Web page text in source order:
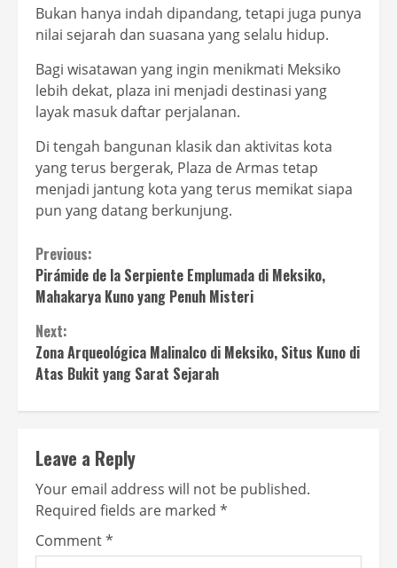
Bukan hanya indah dipandang, tetapi juga punya
nilai sejarah dan suasana yang selalu hidup.
Bagi wisatawan yang ingin menikmati Meksiko
lebih dekat, plaza ini menjadi destinasi yang
layak masuk daftar perjalanan.
Di tengah bangunan klasik dan aktivitas kota
yang terus bergerak, Plaza de Armas tetap
menjadi jantung kota yang terus memikat siapa
pun yang datang berkunjung.
Continue
Reading
Previous:
Pirámide de la Serpiente Emplumada di Meksiko,
Mahakarya Kuno yang Penuh Misteri
Next:
Zona Arqueológica Malinalco di Meksiko, Situs Kuno di
Atas Bukit yang Sarat Sejarah
Leave a Reply
Your email address will not be published.
Required fields are marked *
Comment*